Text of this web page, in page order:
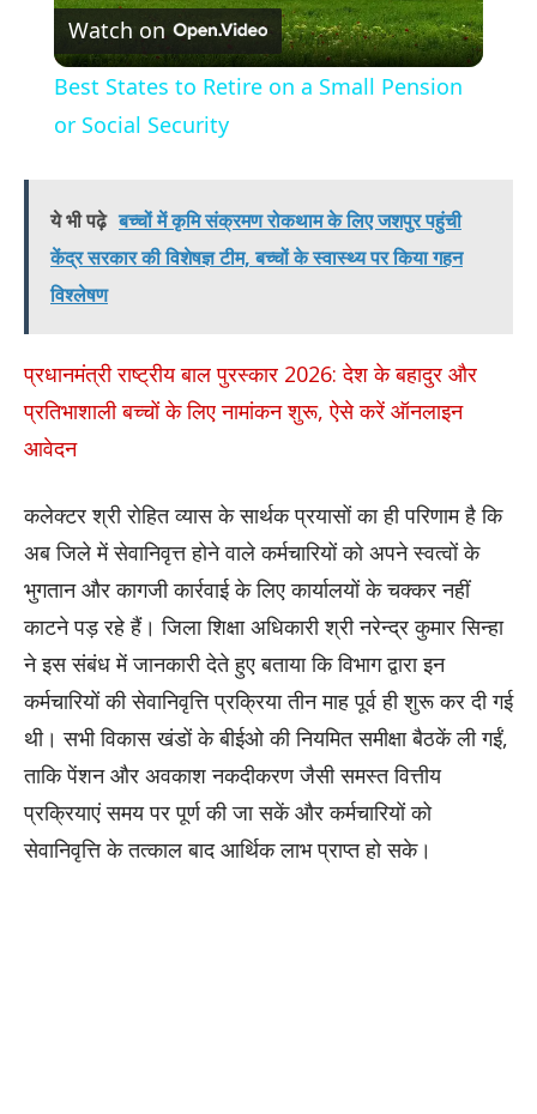
Video
Watch on
Best States to Retire on a Small Pension
or Social Security
ये भी पढ़े बच्चों में कृमि संक्रमण रोकथाम के लिए जशपुर पहुंची
केंद्र सरकार की विशेषज्ञ टीम, बच्चों के स्वास्थ्य पर किया गहन
विश्लेषण
प्रधानमंत्री राष्ट्रीय बाल पुरस्कार 2026: देश के बहादुर और
प्रतिभाशाली बच्चों के लिए नामांकन शुरू, ऐसे करें ऑनलाइन
आवेदन
कलेक्टर श्री रोहित व्यास के सार्थक प्रयासों का ही परिणाम है कि
अब जिले में सेवानिवृत्त होने वाले कर्मचारियों को अपने स्वत्वों के
भुगतान और कागजी कार्रवाई के लिए कार्यालयों के चक्कर नहीं
काटने पड़ रहे हैं। जिला शिक्षा अधिकारी श्री नरेन्द्र कुमार सिन्हा
ने इस संबंध में जानकारी देते हुए बताया कि विभाग द्वारा इन
कर्मचारियों की सेवानिवृत्ति प्रक्रिया तीन माह पूर्व ही शुरू कर दी गई
थी। सभी विकास खंडों के बीईओ की नियमित समीक्षा बैठकें ली गईं,
ताकि पेंशन और अवकाश नकदीकरण जैसी समस्त वित्तीय
प्रक्रियाएं समय पर पूर्ण की जा सकें और कर्मचारियों को
सेवानिवृत्ति के तत्काल बाद आर्थिक लाभ प्राप्त हो सके।